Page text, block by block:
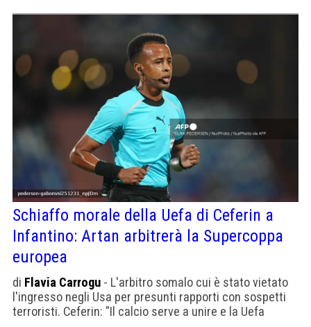
Schiaffo morale della Uefa di Ceferin a
Infantino: Artan arbitrerà la Supercoppa
europea
di Flavia Carrogu - L'arbitro somalo cui è stato vietato
l'ingresso negli Usa per presunti rapporti con sospetti
terroristi. Ceferin: "Il calcio serve a unire e la Uefa